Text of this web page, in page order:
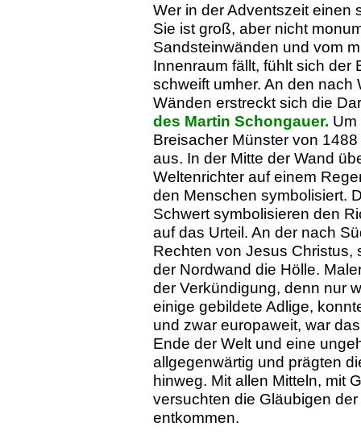
Wer in der Adventszeit einen
Sie ist groß, aber nicht
Sandsteinwänden und vom
Innenraum fällt, fühlt sich der
schweift umher. An den
Wänden erstreckt sich die
des Martin Schongauer.
Breisacher Münster von
aus. In der Mitte der Wand
Weltenrichter auf einem
den Menschen symbolisiert.
Schwert symbolisieren den
auf das Urteil. An der nach
Rechten von Jesus Christus,
der Nordwand die Hölle.
der Verkündigung, denn nur
einige gebildete Adlige,
und zwar europaweit, war
Ende der Welt und eine
allgegenwärtig und prägten
hinweg. Mit allen Mitteln, mit
versuchten die Gläubigen
entkommen.